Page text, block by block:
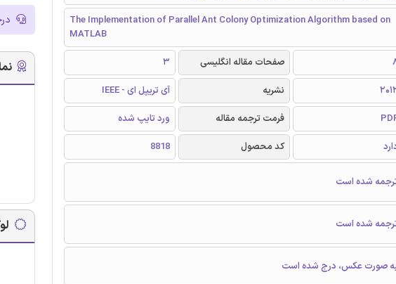
The Implementation of Parallel Ant Colony Optimization Algorithm based on
MATLAB
صفحات مقاله انگلیسی
3
نشریه
آی تریپل ای - IEEE
فرمت ترجمه مقاله
ورد تایپ شده
کد محصول
8818
شده است
شده است
صورت عکس، درج شده است